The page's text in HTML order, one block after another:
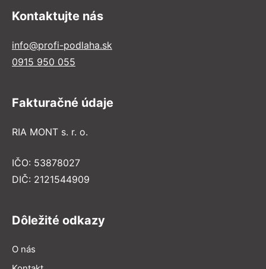
Kontaktujte nás
info@profi-podlaha.sk
0915 950 055
Fakturačné údaje
RIA MONT s. r. o.
IČO: 53878027
DIČ: 2121544909
Dôležité odkazy
O nás